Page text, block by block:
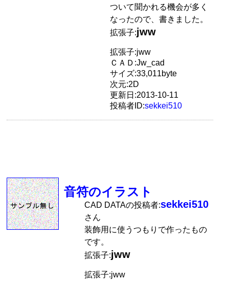
ついて聞かれる機会が多く
なったので、書きました。
拡張子:jww
拡張子:jww
ＣＡＤ:Jw_cad
サイズ:33,011byte
次元:2D
更新日:2013-10-11
投稿者ID:sekkei510
音符のイラスト
CAD DATAの投稿者:sekkei510
さん
装飾用に使うつもりで作ったもの
です。
拡張子:jww
拡張子:jww